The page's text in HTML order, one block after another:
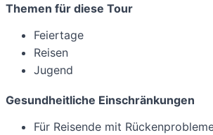
Themen für diese Tour
Feiertage
Reisen
Jugend
Gesundheitliche Einschränkungen
Für Reisende mit